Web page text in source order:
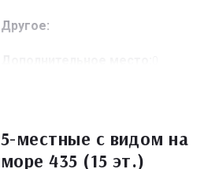
Другое:
5-местные с видом на
море 435 (15 эт.)